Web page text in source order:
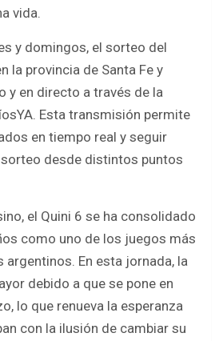
vida.
y domingos, el sorteo del
la provincia de Santa Fe y
y en directo a través de la
Esta transmisión permite
en tiempo real y seguir
desde distintos puntos
el Quini 6 se ha consolidado
como uno de los juegos más
argentinos. En esta jornada, la
debido a que se pone en
lo que renueva la esperanza
con la ilusión de cambiar su